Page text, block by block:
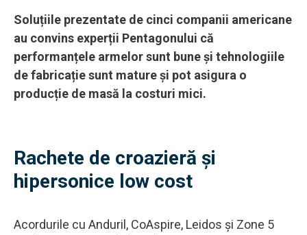
Soluțiile prezentate de cinci companii americane
au convins experții Pentagonului că
performanțele armelor sunt bune și tehnologiile
de fabricație sunt mature și pot asigura o
producție de masă la costuri mici.
Rachete de croazieră și
hipersonice low cost
Acordurile cu Anduril, CoAspire, Leidos și Zone 5